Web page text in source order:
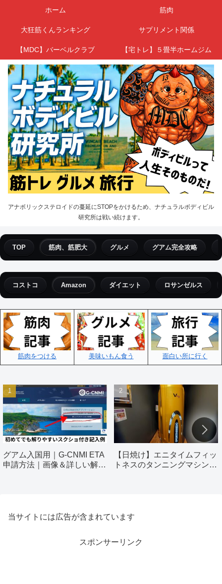
アナボリックステロイドの蔓延にSTOPをかけるため、ナチュラルボディビル
研究所は戦い続けます。
ホーム 筋肉
大狂筋くんランキング サプリメント関係
【MDC】バーベルクラブ 【宅トレ】５畳半ホームジム
TOP 筋肉、筋肥大 グルメ グアム完全攻略
コストコ Amazon ダイエット ロサンゼルス
筋肉をつける 美味いもん食う 面白い所に行く
グアム入国用｜G-CNMI ETA
申請方法｜画像＆詳しい解説
【日焼け】エニタイムフィッ
トネスのタンニングマシン使
当サイトには広告が含まれています
スポンサーリンク